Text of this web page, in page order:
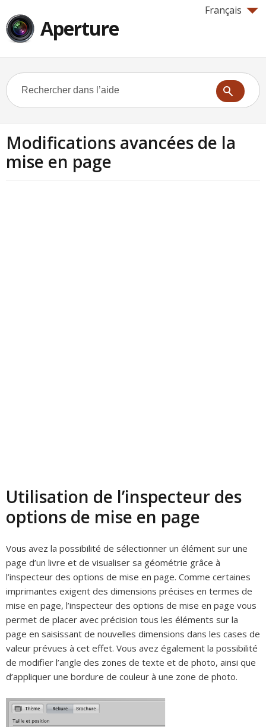
Français
Aperture
Modifications avancées de la
mise en page
Utilisation de l’inspecteur des
options de mise en page
Vous avez la possibilité de sélectionner un élément sur une
page d’un livre et de visualiser sa géométrie grâce à
l’inspecteur des options de mise en page. Comme certaines
imprimantes exigent des dimensions précises en termes de
mise en page, l’inspecteur des options de mise en page vous
permet de placer avec précision tous les éléments sur la
page en saisissant de nouvelles dimensions dans les cases de
valeur prévues à cet effet. Vous avez également la possibilité
de modifier l’angle des zones de texte et de photo, ainsi que
d’appliquer une bordure de couleur à une zone de photo.